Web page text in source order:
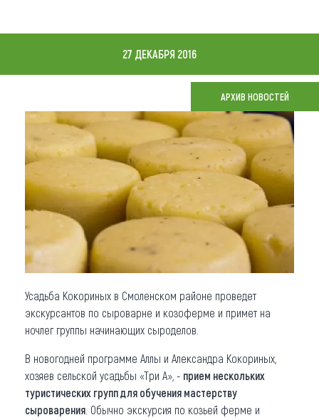
Карта
Что привезти (сувениры)
О регионе
Коллекция впечатлений
Другие рубрики
27 ДЕКАБРЯ 2016
АРХИВ НОВОСТЕЙ
Усадьба Кокориных в Смоленском районе проведет
экскурсантов по сыроварне и козоферме и примет на
ночлег группы начинающих сыроделов.
В новогодней программе Аллы и Александра Кокориных,
хозяев сельской усадьбы «Три А», - прием нескольких
туристических групп для обучения мастерству
сыроварения . Обычно экскурсия по козьей ферме и